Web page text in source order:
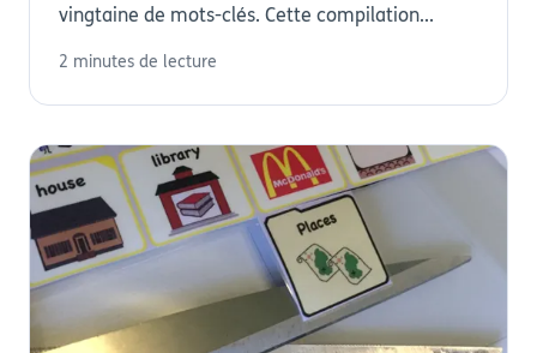
vingtaine de mots-clés. Cette compilation...
2 minutes de lecture